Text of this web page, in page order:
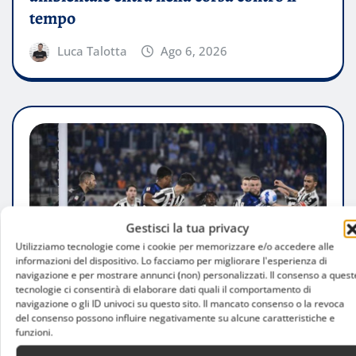
Gestisci la tua privacy
Utilizziamo tecnologie come i cookie per memorizzare e/o accedere alle
informazioni del dispositivo. Lo facciamo per migliorare l'esperienza di
navigazione e per mostrare annunci (non) personalizzati. Il consenso a
tecnologie ci consentirà di elaborare dati quali il comportamento di
navigazione o gli ID univoci su questo sito. Il mancato consenso o la revoca
del consenso possono influire negativamente su alcune caratteristiche e
funzioni.
tempo
Luca Talotta Ago 6, 2026
ATTUALITÀ